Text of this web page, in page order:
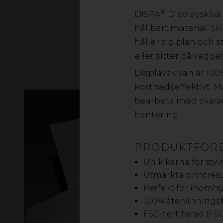
DISPA® Displayskiva
hållbart material.
håller sig plan och
eller sitter på
Displayskivan är
kostnadseffektivt.
bearbeta med
hantering.
Unik kärna för
Utmärkta
Perfekt för
100%
FSC-certifierad